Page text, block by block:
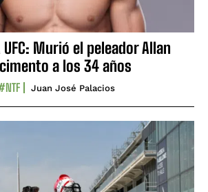
UFC: Murió el peleador Allan
a los 34 años
Juan José Palacios